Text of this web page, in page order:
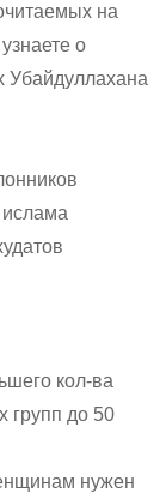
на
о
Убайдуллахана
кол-ва
групп до 50
нужен